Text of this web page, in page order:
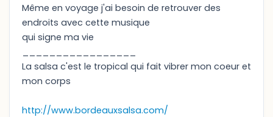
Même en voyage j'ai besoin de retrouver des
endroits avec cette musique
qui signe ma vie
La salsa c'est le tropical qui fait vibrer mon coeur et
mon corps
http://www.bordeauxsalsa.com/